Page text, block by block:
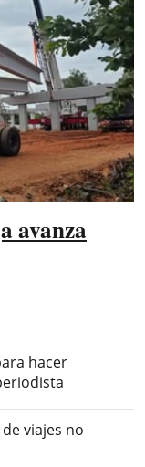
avanza
hacer
viajes no